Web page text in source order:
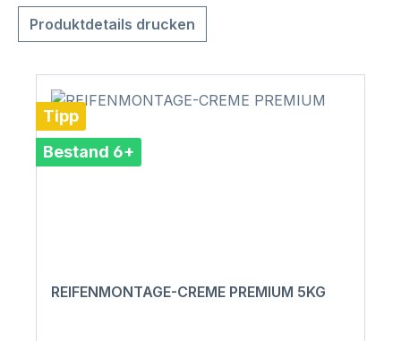
Produktdetails drucken
Tipp
Bestand 6+
REIFENMONTAGE-CREME PREMIUM 5KG